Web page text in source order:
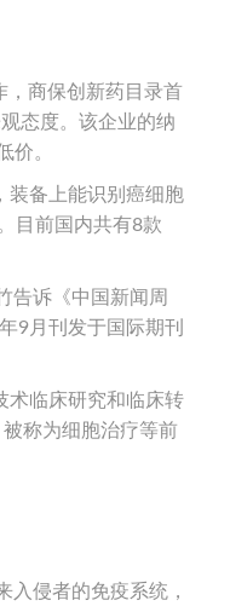
，商保创新药目录首
态度。该企业的纳
价。
装备上能识别癌细胞
目前国内共有8款
告诉《中国新闻周
9月刊发于国际期刊
术临床研究和临床转
称为细胞治疗等前
入侵者的免疫系统，